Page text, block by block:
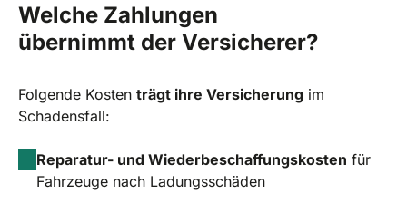
Welche Zahlungen
übernimmt der Versicherer?
Folgende Kosten trägt ihre Versicherung im
Schadensfall:
Reparatur- und Wiederbeschaffungskosten für
Fahrzeuge nach Ladungsschäden